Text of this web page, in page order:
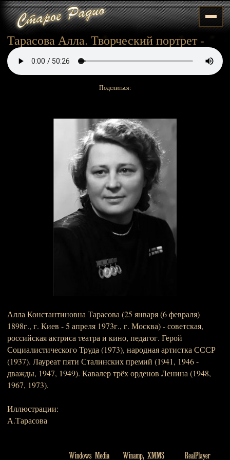
Тарасова Алла. Творческий портрет -
Поделиться:
Алла Константиновна Тарасова (25 января (6 февраля)
1898г., г. Киев - 5 апреля 1973г., г. Москва) - советская,
российская актриса театра и кино, педагог. Герой
Социалистического Труда (1973), народная артистка СССР
(1937). Лауреат пяти Сталинских премий (1941, 1946 -
дважды, 1947, 1949). Кавалер трёх орденов Ленина (1948,
1967, 1973).
Иллюстрации:
А.Тарасова